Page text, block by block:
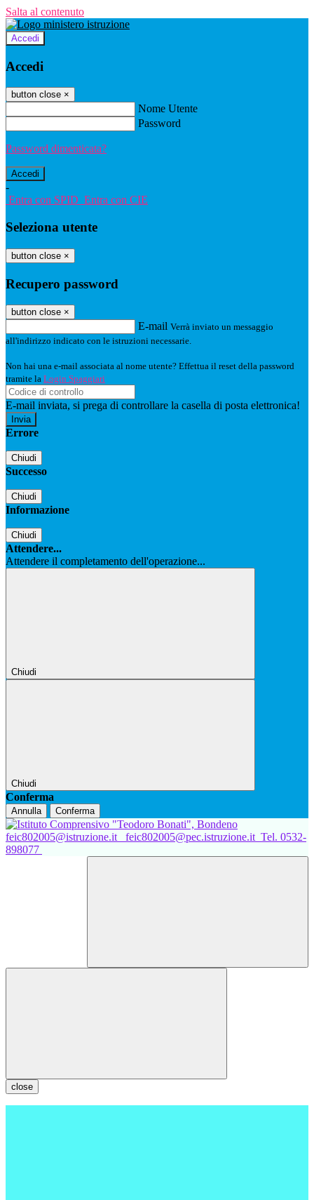
Salta al contenuto
Accedi
Accedi
button close ×
Nome Utente
Password
Password dimenticata?
-
Entra con SPID Entra con CIE
Seleziona utente
button close ×
Recupero password
button close ×
E-mail Verrà inviato un messaggio
all'indirizzo indicato con le istruzioni necessarie.
Non hai una e-mail associata al nome utente? Effettua il reset della password
tramite la Login Spaggiari
E-mail inviata, si prega di controllare la casella di posta elettronica!
Errore
Chiudi
Successo
Chiudi
Informazione
Chiudi
Attendere...
Attendere il completamento dell'operazione...
Chiudi
Chiudi
Conferma
Annulla Conferma
feic802005@istruzione.it feic802005@pec.istruzione.it Tel. 0532-
898077
close